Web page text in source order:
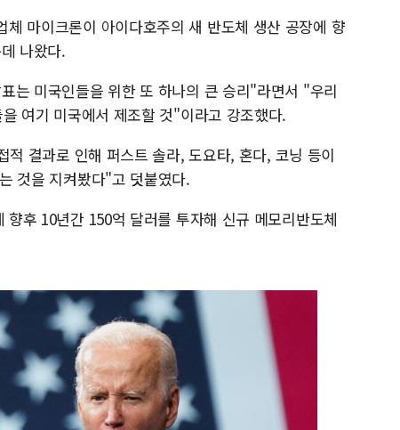
마이크론이 아이다호주의 새 반도체 생산 공장에 향
나왔다.
는 미국인들을 위한 또 하나의 큰 승리"라면서 "우리
여기 미국에서 제조할 것"이라고 강조했다.
결과로 인해 퍼스트 솔라, 도요타, 혼다, 코닝 등이
것을 지켜봤다"고 덧붙였다.
후 10년간 150억 달러를 투자해 신규 메모리반도체